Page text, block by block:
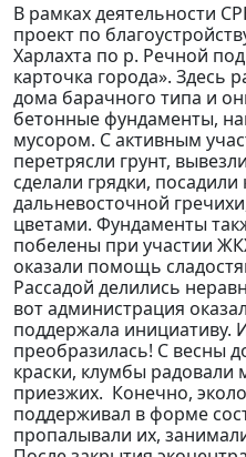
В рамках деятельности
проект по
Харлахта по р. Речной
карточка города». Здесь
дома барачного типа и
бетонные фундаменты,
мусором. С активным
перетрясли грунт,
сделали грядки,
дальневосточной
цветами. Фундаменты
побелены при участии
оказали помощь
Рассадой делились
вот администрация
поддержала инициативу.
преобразилась! С весны
краски, клумбы радовали
приезжих. Конечно,
поддерживал в форме
пропалывали их,